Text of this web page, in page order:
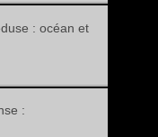
: océan et
: